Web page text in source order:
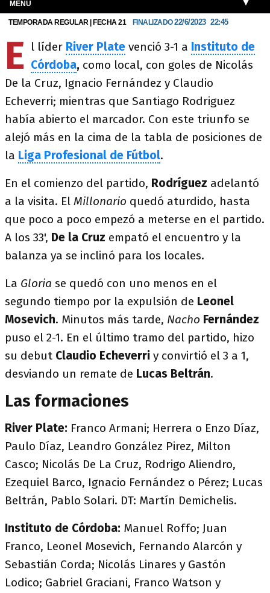
E l líder River Plate venció 3-1 a Instituto de
Córdoba, como local, con goles de Nicolás
De la Cruz, Ignacio Fernández y Claudio
Echeverri; mientras que Santiago Rodriguez
había abierto el marcador. Con este triunfo se
alejó más en la cima de la tabla de posiciones de
la Liga Profesional de Fútbol.
En el comienzo del partido, Rodríguez adelantó
a la visita. El Millonario quedó aturdido, hasta
que poco a poco empezó a meterse en el partido.
A los 33', De la Cruz empató el encuentro y la
balanza ya se inclinó para los locales.
La Gloria se quedó con uno menos en el
segundo tiempo por la expulsión de Leonel
Mosevich. Minutos más tarde, Nacho Fernández
puso el 2-1. En el último tramo del partido, hizo
su debut Claudio Echeverri y convirtió el 3 a 1,
desviando un remate de Lucas Beltrán.
Las formaciones
River Plate: Franco Armani; Herrera o Enzo Díaz,
Paulo Díaz, Leandro González Pirez, Milton
Casco; Nicolás De La Cruz, Rodrigo Aliendro,
Ezequiel Barco, Ignacio Fernández o Pérez; Lucas
Beltrán, Pablo Solari. DT: Martín Demichelis.
Instituto de Córdoba: Manuel Roffo; Juan
Franco, Leonel Mosevich, Fernando Alarcón y
Sebastián Corda; Nicolás Linares y Gastón
Lodico; Gabriel Graciani, Franco Watson y